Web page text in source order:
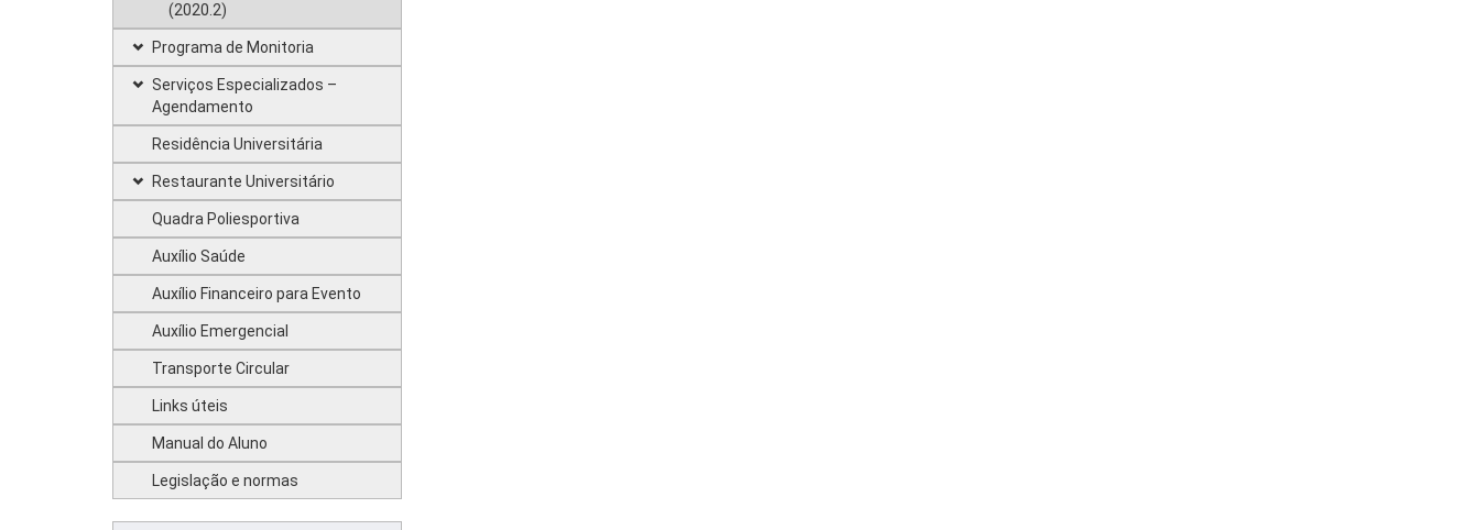
(2020.2)
Programa de Monitoria
Serviços Especializados –
Agendamento
Residência Universitária
Restaurante Universitário
Quadra Poliesportiva
Auxílio Saúde
Auxílio Financeiro para Evento
Auxílio Emergencial
Transporte Circular
Links úteis
Manual do Aluno
Legislação e normas